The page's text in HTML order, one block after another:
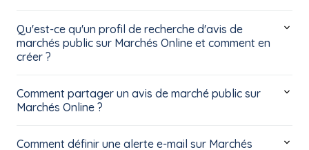
Qu'est-ce qu'un profil de recherche d'avis de
marchés public sur Marchés Online et comment en
créer ?
Comment partager un avis de marché public sur
Marchés Online ?
Comment définir une alerte e-mail sur Marchés